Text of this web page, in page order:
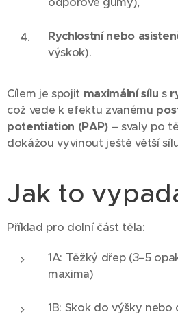
Rychlostní nebo
výskok).
Cílem je spojit maximální sílu s
což vede k efektu zvanému
potentiation (PAP) – svaly po
dokážou vyvinout ještě větší
Jak to
Příklad pro dolní část těla:
1A: Těžký dřep (3–5
maxima)
1B: Skok do výšky